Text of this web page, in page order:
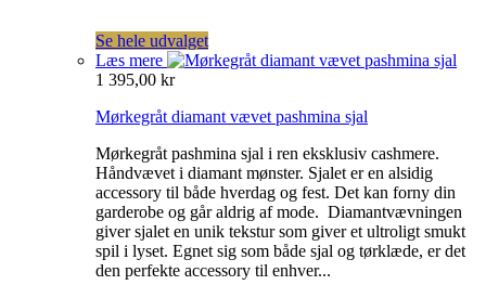
Se hele udvalget
Læs mere
1 395,00 kr
Mørkegråt diamant vævet pashmina sjal
Mørkegråt pashmina sjal i ren eksklusiv cashmere.
Håndvævet i diamant mønster. Sjalet er en alsidig
accessory til både hverdag og fest. Det kan forny din
garderobe og går aldrig af mode. Diamantvævningen
giver sjalet en unik tekstur som giver et ultroligt smukt
spil i lyset. Egnet sig som både sjal og tørklæde, er det
den perfekte accessory til enhver...